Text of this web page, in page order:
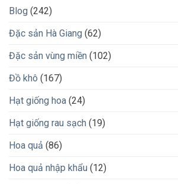
Blog (242)
Đặc sản Hà Giang (62)
Đặc sản vùng miền (102)
Đồ khô (167)
Hạt giống hoa (24)
Hạt giống rau sạch (19)
Hoa quả (86)
Hoa quả nhập khẩu (12)